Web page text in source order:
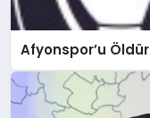
Afyonspor’u